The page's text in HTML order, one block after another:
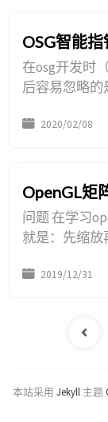
诸君共勉。愿
列出一些常见
OSG智能
在osg开发时
后容易忽略的
象树（绝大部
使用它的原因
构函数都是受
2020/02/08
OpenGL矩
问题 在学习
就是：先缩
外一种情景，
（假设该顶
2019/12/31
本站采用 Jekyll 主题